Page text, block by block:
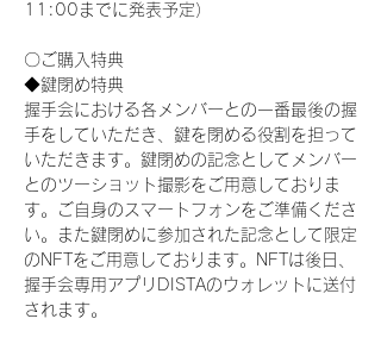
11:00までに発表予定）
〇ご購入特典
◆鍵閉め特典
握手会における各メンバーとの一番最後の握
手をしていただき、鍵を閉める役割を担って
いただきます。鍵閉めの記念としてメンバー
とのツーショット撮影をご用意しておりま
す。ご自身のスマートフォンをご準備くださ
い。また鍵閉めに参加された記念として限定
のNFTをご用意しております。NFTは後日、
握手会専用アプリDISTAのウォレットに送付
されます。